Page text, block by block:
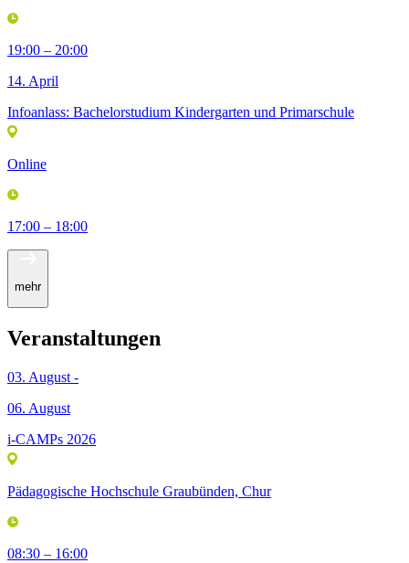
19:00 – 20:00
14. April
Infoanlass: Bachelorstudium Kindergarten und Primarschule
Online
17:00 – 18:00
mehr
Veranstaltungen
03. August -
06. August
i-CAMPs 2026
Pädagogische Hochschule Graubünden, Chur
08:30 – 16:00